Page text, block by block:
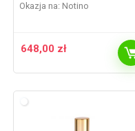
Okazja na: Notino
648,00 zł